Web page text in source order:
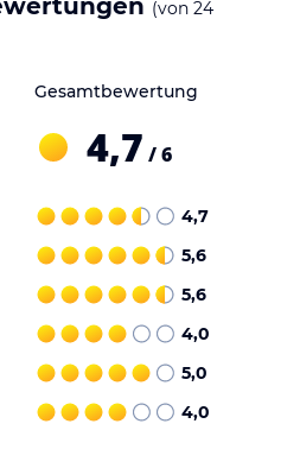
(von 24
Gesamtbewertung
4,7 / 6
4,7
5,6
5,6
4,0
5,0
4,0